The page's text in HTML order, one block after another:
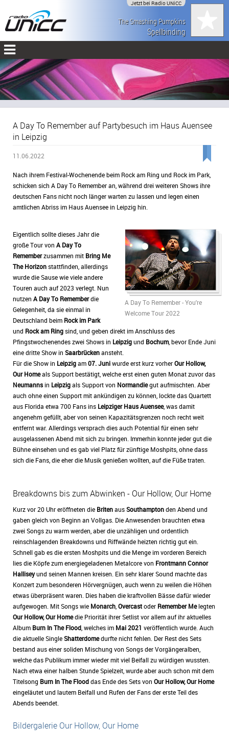
Jetzt bei Radio UNiCC
The Smashing Pumpkins
Spellbinding
A Day To Remember auf Partybesuch im Haus Auensee
in Leipzig
11.06.2022
Nach ihrem Festival-Wochenende beim Rock am Ring und Rock im Park,
schicken sich A Day To Remember an, während drei weiteren Shows ihre
deutschen Fans nicht noch länger warten zu lassen und legen einen
amtlichen Abriss im Haus Auensee in Leipzig hin.
A Day To Remember - You're
Welcome Tour 2022
Eigentlich sollte dieses Jahr die
große Tour von A Day To
Rememberzusammen mit Bring Me
The Horizonstattfinden, allerdings
wurde die Sause wie viele andere
Touren auch auf 2023 verlegt. Nun
nutzen A Day To Rememberdie
Gelegenheit, da sie einmal in
Deutschland beim Rock im Park
und Rock am Ringsind, und geben direkt im Anschluss des
Pfingstwochenendes zwei Shows in Leipzigund Bochum, bevor Ende Juni
eine dritte Show in Saarbrückenansteht.
Für die Show in Leipzigam07. Juniwurde erst kurz vorherOur Hollow,
Our Homeals Support bestätigt, welche erst einen guten Monat zuvor das
Neumannsin Leipzigals Support von Normandiegut aufmischten. Aber
auch ohne einen Support mit ankündigen zu können, lockte das Quartett
aus Florida etwa 700 Fans ins Leipziger Haus Auensee, was damit
angenehm gefüllt, aber von seinen Kapazitätsgrenzen noch recht weit
entfernt war. Allerdings versprach dies auch Potential für einen sehr
ausgelassenen Abend mit sich zu bringen. Immerhin konnte jeder gut die
Bühne einsehen und es gab viel Platz für zünftige Moshpits, ohne dass
sich die Fans, die eher die Musik genießen wollten, auf die Füße traten.
Breakdowns bis zum Abwinken - Our Hollow, Our Home
Kurz vor 20 Uhr eröffneten die BritenausSouthamptonden Abend und
gaben gleich von Beginn an Vollgas. Die Anwesenden brauchten etwa
zwei Songs zu warm werden, aber die unzähligen und ordentlich
reinschlagenden Breakdowns und Riffwände heizten richtig gut ein.
Schnell gab es die ersten Moshpits und die Menge im vorderen Bereich
lies die Köpfe zum energiegeladenen Metalcore von Frontmann Connor
Halliseyund seinen Mannen kreisen. Ein sehr klarer Sound machte das
Konzert zum besonderen Hörvergnügen, auch wenn zu weilen die Höhen
etwas überpräsent waren. Dies haben die kraftvollen Bässe dafür wieder
aufgewogen. Mit Songs wie Monarch Overcastoder Remember Melegten
Our Hollow, Our Homedie Priorität ihrer Setlist vor allem auf ihr aktuelles
Album Burn In The Flood , welches im Mai 2021 veröffentlich wurde. Auch
die aktuelle SingleShatterdomedurfte nicht fehlen. Der Rest des Sets
bestand aus einer soliden Mischung von Songs der Vorgängeralben,
welche das Publikum immer wieder mit viel Beifall zu würdigen wussten.
Nach etwa einer halben Stunde Spielzeit, wurde aber auch schon mit dem
Titelsong Burn In The Flooddas Ende des Sets von Our Hollow, Our Home
eingeläutet und lautem Beifall und Rufen der Fans der erste Teil des
Abends beendet.
Bildergalerie Our Hollow, Our Home